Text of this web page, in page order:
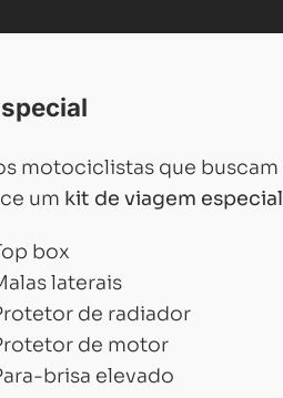
motociclistas que
um kit de viagem
box
laterais
de radiador
de motor
brisa elevado